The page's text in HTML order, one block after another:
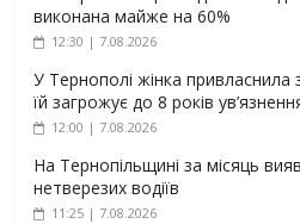
виконана майже на 60%
12:30 | 7.08.2026
У Тернополі жінка привласнила
їй загрожує до 8 років
12:00 | 7.08.2026
На Тернопільщині за місяць
нетверезих водіїв
11:25 | 7.08.2026